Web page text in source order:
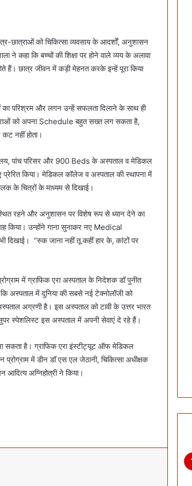
को चिकित्सा व्यवसाय के आदर्शों, अनुशासन
कहा कि बच्चों की शिक्षा पर होने वाले व्यय के अलावा
हैं। छात्र जीवन में कड़ी मेहनत करके इन्हें पूरा किया
परिश्रम और लगन उन्हें सफलता दिलाने के साथ ही
को अपना Schedule बहुत सख्त लग सकता है,
नहीं होता।
पांच परिसर और 900 Beds के अस्पताल व मेडिकल
किया। मेडिकल कॉलेज व अस्पताल की स्थापना में
के चित्रों के माध्यम से दिखाई।
रहने और अनुशासन पर विशेष रूप से ध्यान देने का
किया। उन्होंने गाना सुनाकर नए Medical
“रुक जाना नहीं तू कहीं हार के, कांटों पर
में ग्राफिक एरा अस्पताल के निदेशक डॉ पुनीत
कि अस्पताल में दुनिया की सबसे नई टेक्नोलॉजी को
अग्रणी है। इस अस्पताल को टावी के उत्तर भारत
स्पेशलिस्ट इस अस्पताल में अपनी सेवाएं दे रहे हैं।
सकता है। ग्राफिक एरा इंस्टीट्यूट ऑफ मेडिकल
में डीन डॉ एस एल जेठानी, चिकित्सा अधीक्षक
आदित्य अग्निहोत्री ने किया।